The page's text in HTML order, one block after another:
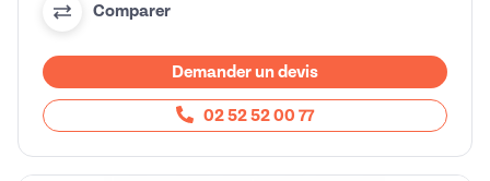
Comparer
Demander un devis
02 52 52 00 77